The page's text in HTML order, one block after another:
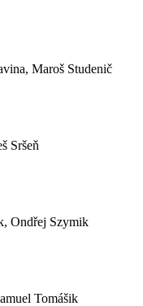
Maroš Studenič
Sršeň
Ondřej Szymik
Tomášik